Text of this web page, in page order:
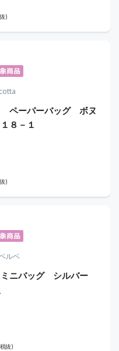
)
cotta
ペーパーバッグ ボヌ
８－１
)
ルベ
ニバッグ シルバー
抜)